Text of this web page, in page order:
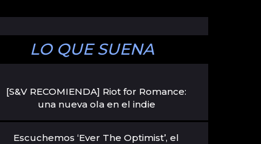
LO QUE SUENA
[S&V RECOMIENDA] Riot for Romance:
una nueva ola en el indie
Escuchemos ‘Ever The Optimist’, el